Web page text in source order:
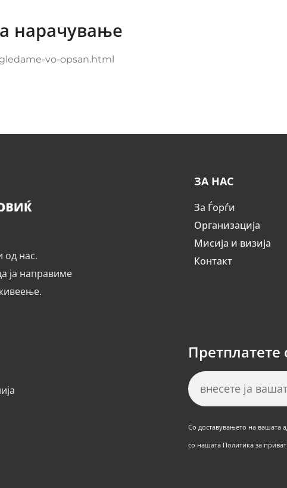
нарачување
vo-opsan.html
од нас.
ја направиме
ЗА НАС
За Ѓорѓи
Организација
Мисија и визија
Контакт
Со доставувањето на вашата
со нашата Политика за